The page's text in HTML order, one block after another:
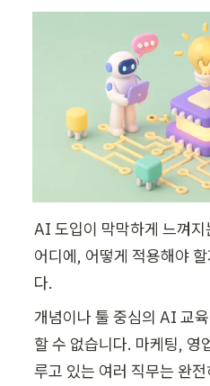
AI 도입이 막막하게 느껴
어디에, 어떻게 적용해야
다.
개념이나 툴 중심의 AI 교
할 수 없습니다. 마케팅, 영
루고 있는 여러 직무는 완